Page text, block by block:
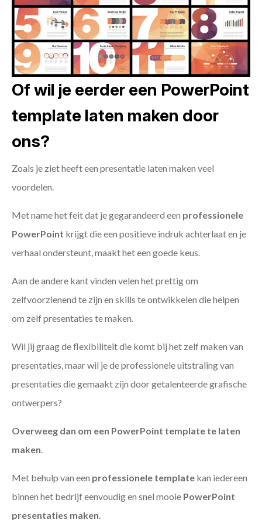
Of wil je eerder een PowerPoint
template laten maken door
ons?
Zoals je ziet heeft een presentatie laten maken veel
voordelen.
Met name het feit dat je gegarandeerd een professionele
PowerPoint krijgt die een positieve indruk achterlaat en je
verhaal ondersteunt, maakt het een goede keus.
Aan de andere kant vinden velen het prettig om
zelfvoorzienend te zijn en skills te ontwikkelen die helpen
om zelf presentaties te maken.
Wil jij graag de flexibiliteit die komt bij het zelf maken van
presentaties, maar wil je de professionele uitstraling van
presentaties die gemaakt zijn door getalenteerde grafische
ontwerpers?
Overweeg dan om een PowerPoint template te laten
maken.
Met behulp van een professionele template kan iedereen
binnen het bedrijf eenvoudig en snel mooie PowerPoint
presentaties maken.